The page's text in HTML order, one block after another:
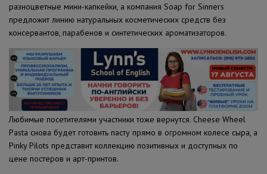
разноцветные мини-капкейки, а компания Soap for Sinners
предложит линию натуральных косметических средств без
консервантов, парабенов и синтетических ароматизаторов.
Любимые посетителями участники тоже вернутся. Cheese Wheel
Pasta снова будет готовить пасту прямо в огромном колесе сыра, а
Pinky Pilots представит коллекцию позитивных и доступных по
цене постеров и арт-принтов.